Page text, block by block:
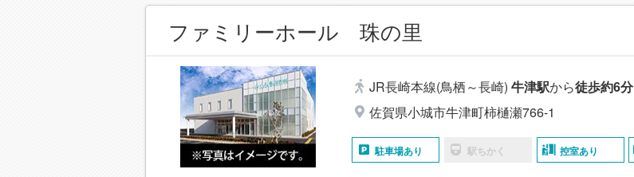
ファミリーホール 珠の里
JR長崎本線(鳥栖～長崎) 牛津駅から徒歩約6分
佐賀県小城市牛津町柿樋瀬766-1
駐車場あり 駅ちかく 控室あり